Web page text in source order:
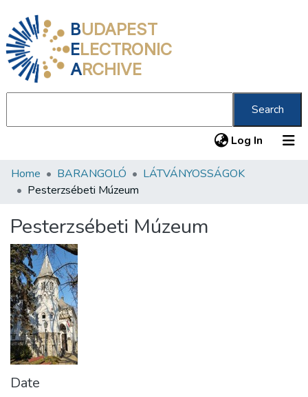
BUDAPEST
ELECTRONIC
ARCHIVE
Search
Log In (current)
Communities & Collections
Statistics
About us
Home BARANGOLÓ
LÁTVÁNYOSSÁGOK
Pesterzsébeti Múzeum
Pesterzsébeti Múzeum
Date